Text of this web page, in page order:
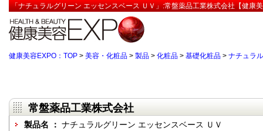
「ナチュラルグリーン エッセンスベース ＵＶ」:常盤薬品工業株式会社【健康
健康美容EXPO：TOP > 美容・化粧品 > 製品 > 化粧品 > 基礎化粧品 > ナチュラ
常盤薬品工業株式会社
製品名 ： ナチュラルグリーン エッセンスベース ＵＶ